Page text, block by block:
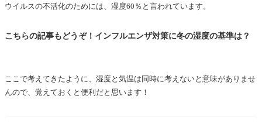
ウイルスの不活化のためには、湿度60％と言われています。
こちらの記事もどうぞ！インフルエンザ対策に冬の湿度の基準は？
ここで考えてきたように、湿度と気温は同時に考えないと意味がありませ
んので、覚えておくと便利だと思います！